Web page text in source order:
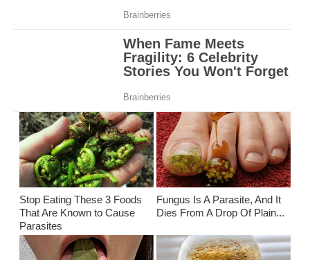
Stop Eating These 3 Foods
That Are Known to Cause
Parasites
Fungus Is A Parasite, And It
Dies From A Drop Of Plain...